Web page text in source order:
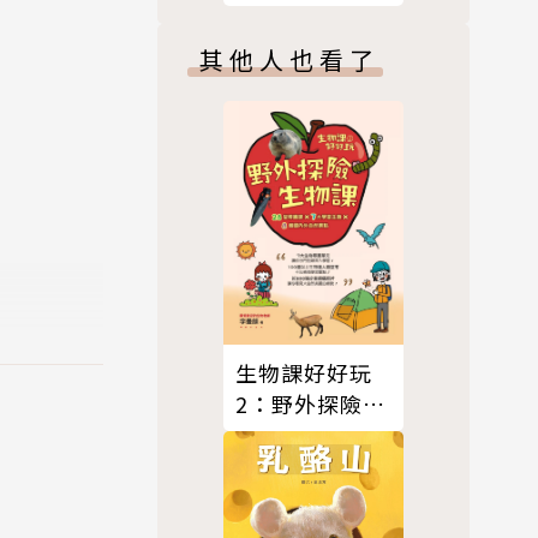
司，一
不輟，
本手作
間，情
其他人也看了
生物課好好玩
2：野外探險生
物課！28堂尋
寶課╳7大學習
主題╳8個國內
外自然景點